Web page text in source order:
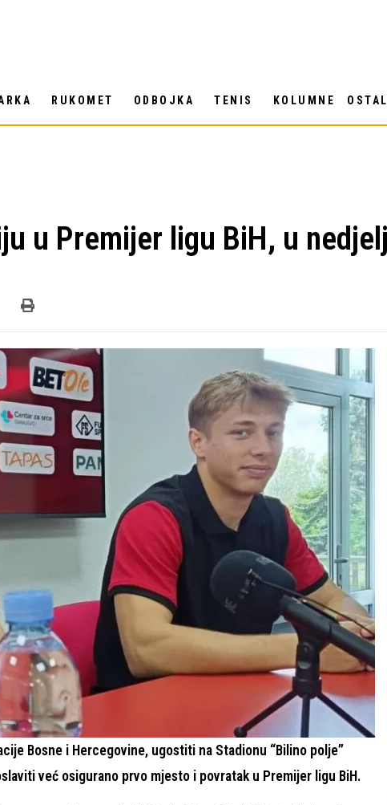
RUKOMET ODBOJKA TENIS KOLUMNE
u Premijer ligu BiH, u
Bosne i Hercegovine, ugostiti na Stadionu “Bilino polje”
već osigurano prvo mjesto i povratak u Premijer ligu BiH.